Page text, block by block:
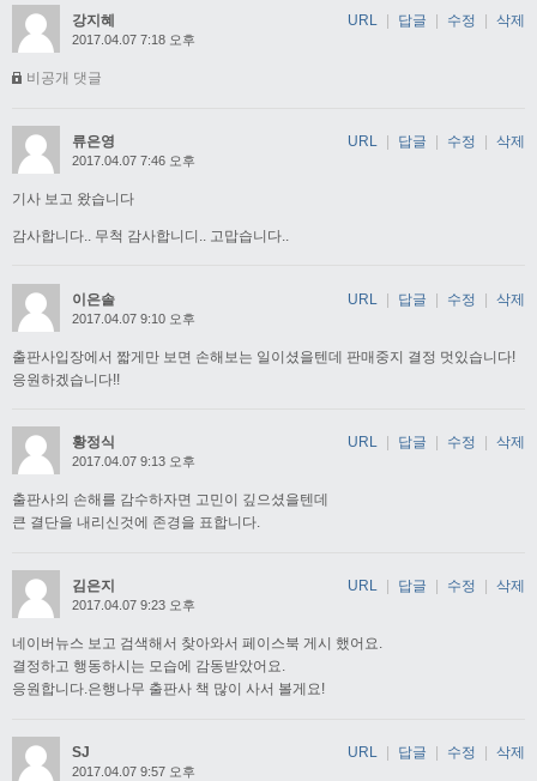
강지혜
2017.04.07 7:18 오후
비공개 댓글
URL 답글 수정 삭제
류은영
2017.04.07 7:46 오후
기사 보고 왔습니다
감사합니다.. 무척 감사합니디.. 고맙습니다..
URL 답글 수정 삭제
이은솔
2017.04.07 9:10 오후
출판사입장에서 짧게만 보면 손해보는 일이셨을텐데 판매중지 결정 멋있습니다!
응원하겠습니다!!
URL | 답글 | 수정 | 삭제
황정식
2017.04.07 9:13 오후
출판사의 손해를 감수하자면 고민이 깊으셨을텐데
큰 결단을 내리신것에 존경을 표합니다.
URL 답글 수정 삭제
김은지
2017.04.07 9:23 오후
네이버뉴스 보고 검색해서 찾아와서 페이스북 게시 했어요.
결정하고 행동하시는 모습에 감동받았어요.
응원합니다.은행나무 출판사 책 많이 사서 볼게요!
URL 답글 수정 삭제
SJ
2017.04.07 9:57 오후
URL 답글 수정 삭제